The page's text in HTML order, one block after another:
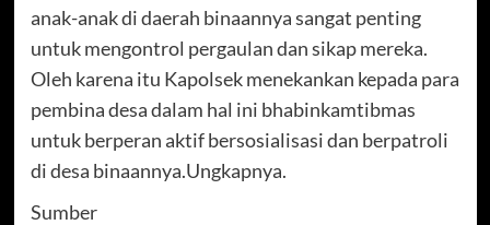
anak-anak di daerah binaannya sangat penting
untuk mengontrol pergaulan dan sikap mereka.
Oleh karena itu Kapolsek menekankan kepada para
pembina desa dalam hal ini bhabinkamtibmas
untuk berperan aktif bersosialisasi dan berpatroli
di desa binaannya.Ungkapnya.
Sumber